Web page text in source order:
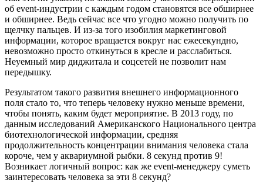
об event-индустрии с каждым годом становятся все обширнее
и обширнее. Ведь сейчас все что угодно можно получить по
щелчку пальцев. И из-за того изобилия маркетинговой
информации, которое вращается вокруг нас ежесекундно,
невозможно просто откинуться в кресле и расслабиться.
Неуемный мир диджитала и соцсетей не позволит нам
передышку.
Результатом такого развития внешнего информационного
поля стало то, что теперь человеку нужно меньше времени,
чтобы понять, каким будет мероприятие. В 2013 году, по
данным исследований Американского Национального центра
биотехнологической информации, средняя
продолжительность концентрации внимания человека стала
короче, чем у аквариумной рыбки. 8 секунд против 9!
Возникает логичный вопрос: как же event-менеджеру суметь
заинтересовать человека за эти 8 секунд?